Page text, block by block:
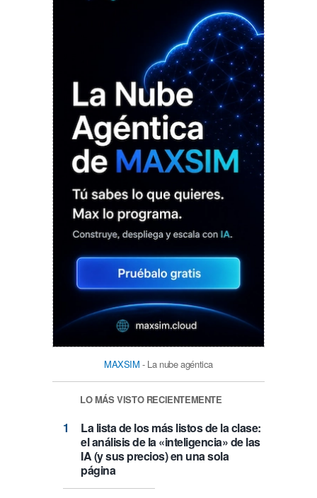
MAXSIM - La nube agéntica
LO MÁS VISTO RECIENTEMENTE
La lista de los más listos de la clase:
el análisis de la «inteligencia» de las
IA (y sus precios) en una sola
página